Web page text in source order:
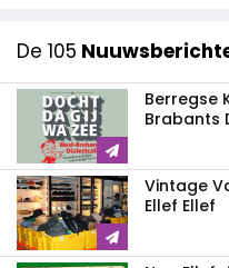
De 105
Berregse
Brabants
Vintage
Ellef Ellef